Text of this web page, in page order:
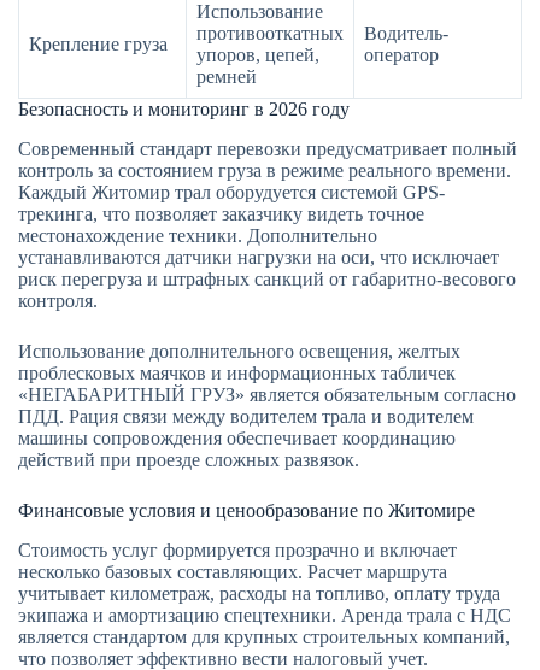
Крепление груза
Использование
противооткатных
упоров, цепей,
ремней
Водитель-
оператор
Безопасность и мониторинг в 2026 году
Современный стандарт перевозки предусматривает полный
контроль за состоянием груза в режиме реального времени.
Каждый Житомир трал оборудуется системой GPS-
трекинга, что позволяет заказчику видеть точное
местонахождение техники. Дополнительно
устанавливаются датчики нагрузки на оси, что исключает
риск перегруза и штрафных санкций от габаритно-весового
контроля.
Использование дополнительного освещения, желтых
проблесковых маячков и информационных табличек
«НЕГАБАРИТНЫЙ ГРУЗ» является обязательным согласно
ПДД. Рация связи между водителем трала и водителем
машины сопровождения обеспечивает координацию
действий при проезде сложных развязок.
Финансовые условия и ценообразование по Житомире
Стоимость услуг формируется прозрачно и включает
несколько базовых составляющих. Расчет маршрута
учитывает километраж, расходы на топливо, оплату труда
экипажа и амортизацию спецтехники. Аренда трала с НДС
является стандартом для крупных строительных компаний,
что позволяет эффективно вести налоговый учет.